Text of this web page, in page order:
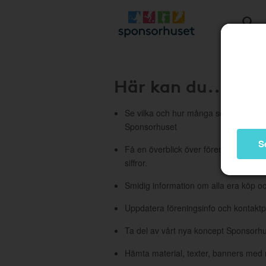
Här kan du...
Se vilka och hur många som har
Sponsorhuset
Få en överblick över föreningens
siffror.
Smidig information om alla era köp
Uppdatera föreningsinfo och
Ta del av vårt nya koncept
Hämta material, texter, banners med